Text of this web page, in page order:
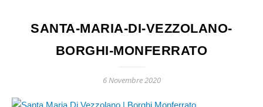
SANTA-MARIA-DI-VEZZOLANO-
BORGHI-MONFERRATO
6 Novembre 2020